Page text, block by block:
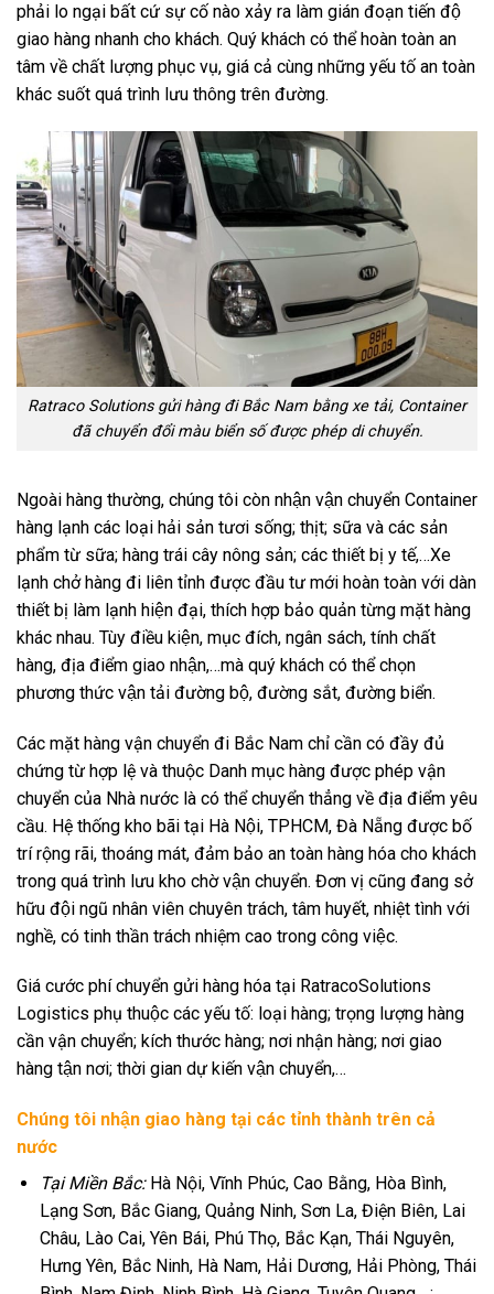
phải lo ngại bất cứ sự cố nào xảy ra làm gián đoạn tiến độ
giao hàng nhanh cho khách. Quý khách có thể hoàn toàn an
tâm về chất lượng phục vụ, giá cả cùng những yếu tố an toàn
khác suốt quá trình lưu thông trên đường.
Ratraco Solutions gửi hàng đi Bắc Nam bằng xe tải, Container
đã chuyển đổi màu biển số được phép di chuyển.
Ngoài hàng thường, chúng tôi còn nhận vận chuyển Container
hàng lạnh các loại hải sản tươi sống; thịt; sữa và các sản
phẩm từ sữa; hàng trái cây nông sản; các thiết bị y tế,…Xe
lạnh chở hàng đi liên tỉnh được đầu tư mới hoàn toàn với dàn
thiết bị làm lạnh hiện đại, thích hợp bảo quản từng mặt hàng
khác nhau. Tùy điều kiện, mục đích, ngân sách, tính chất
hàng, địa điểm giao nhận,…mà quý khách có thể chọn
phương thức vận tải đường bộ, đường sắt, đường biển.
Các mặt hàng vận chuyển đi Bắc Nam chỉ cần có đầy đủ
chứng từ hợp lệ và thuộc Danh mục hàng được phép vận
chuyển của Nhà nước là có thể chuyển thẳng về địa điểm yêu
cầu. Hệ thống kho bãi tại Hà Nội, TPHCM, Đà Nẵng được bố
trí rộng rãi, thoáng mát, đảm bảo an toàn hàng hóa cho khách
trong quá trình lưu kho chờ vận chuyển. Đơn vị cũng đang sở
hữu đội ngũ nhân viên chuyên trách, tâm huyết, nhiệt tình với
nghề, có tinh thần trách nhiệm cao trong công việc.
Giá cước phí chuyển gửi hàng hóa tại RatracoSolutions
Logistics phụ thuộc các yếu tố: loại hàng; trọng lượng hàng
cần vận chuyển; kích thước hàng; nơi nhận hàng; nơi giao
hàng tận nơi; thời gian dự kiến vận chuyển,…
Chúng tôi nhận giao hàng tại các tỉnh thành trên cả
nước
Tại Miền Bắc: Hà Nội, Vĩnh Phúc, Cao Bằng, Hòa Bình,
Lạng Sơn, Bắc Giang, Quảng Ninh, Sơn La, Điện Biên, Lai
Châu, Lào Cai, Yên Bái, Phú Thọ, Bắc Kạn, Thái Nguyên,
Hưng Yên, Bắc Ninh, Hà Nam, Hải Dương, Hải Phòng, Thái